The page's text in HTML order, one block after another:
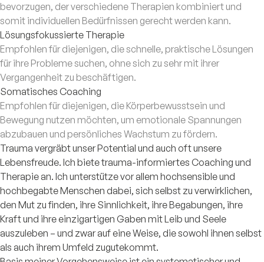
bevorzugen, der verschiedene Therapien kombiniert und
somit individuellen Bedürfnissen gerecht werden kann.
Lösungsfokussierte Therapie
Empfohlen für diejenigen, die schnelle, praktische Lösungen
für ihre Probleme suchen, ohne sich zu sehr mit ihrer
Vergangenheit zu beschäftigen.
Somatisches Coaching
Empfohlen für diejenigen, die Körperbewusstsein und
Bewegung nutzen möchten, um emotionale Spannungen
abzubauen und persönliches Wachstum zu fördern.
Trauma vergräbt unser Potential und auch oft unsere
Lebensfreude. Ich biete trauma-informiertes Coaching und
Therapie an. Ich unterstütze vor allem hochsensible und
hochbegabte Menschen dabei, sich selbst zu verwirklichen,
den Mut zu finden, ihre Sinnlichkeit, ihre Begabungen, ihre
Kraft und ihre einzigartigen Gaben mit Leib und Seele
auszuleben – und zwar auf eine Weise, die sowohl ihnen selbst
als auch ihrem Umfeld zugutekommt.